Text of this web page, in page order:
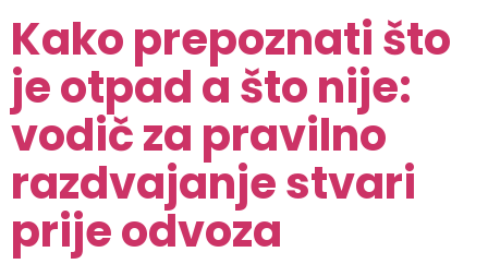
Kako prepoznati što
je otpad a što nije:
vodič za pravilno
razdvajanje stvari
prije odvoza